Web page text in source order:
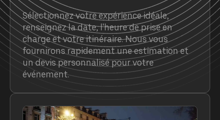
Sélectionnez votre expérience idéale,
renseignez la date, l'heure de prise en
charge et votre itinéraire. Nous vous
fournirons rapidement une estimation et
un devis personnalisé pour votre
événement.